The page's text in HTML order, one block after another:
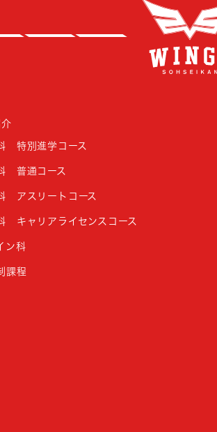
特別進学コース
普通コース
アスリートコース
キャリアライセンスコース
ン科
課程